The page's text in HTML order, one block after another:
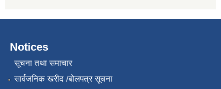
Notices
सूचना तथा समाचार
सार्वजनिक खरीद /बोलपत्र सूचना